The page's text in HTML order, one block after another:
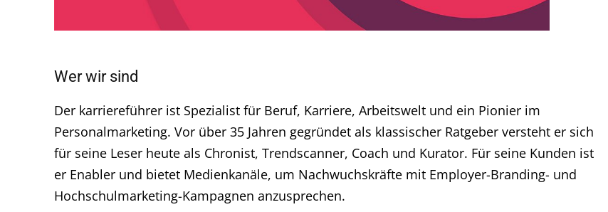
Wer wir sind
Der karriereführer ist Spezialist für Beruf, Karriere, Arbeitswelt und ein Pionier im
Personalmarketing. Vor über 35 Jahren gegründet als klassischer Ratgeber versteht er sich
für seine Leser heute als Chronist, Trendscanner, Coach und Kurator. Für seine Kunden ist
er Enabler und bietet Medienkanäle, um Nachwuchskräfte mit Employer-Branding- und
Hochschulmarketing-Kampagnen anzusprechen.